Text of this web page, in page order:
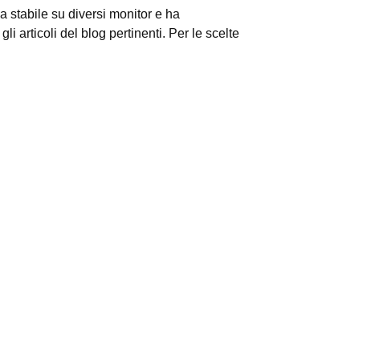
stabile su diversi monitor e ha
articoli del blog pertinenti. Per le scelte